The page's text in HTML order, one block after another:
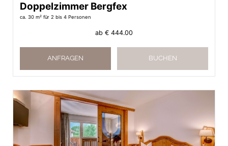
Doppelzimmer Bergfex
ca. 30 m² für 2 bis 4 Personen
ab € 444.00
ANFRAGEN BUCHEN